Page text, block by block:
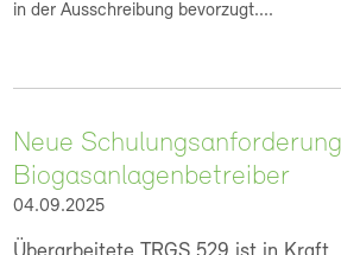
in der Ausschreibung bevorzugt....
Neue
Biogasanlagenbetreiber
04.09.2025